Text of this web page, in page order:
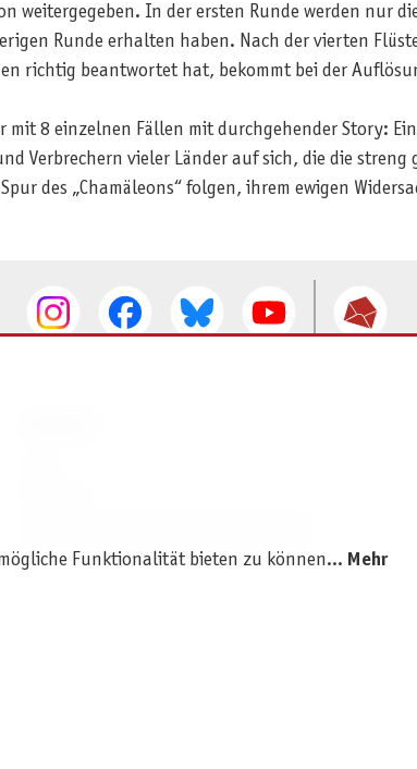
weitergegeben. In der ersten Runde werden nur
Runde erhalten haben. Nach der vierten
richtig beantwortet hat, bekommt bei der
8 einzelnen Fällen mit durchgehender Story:
Verbrechern vieler Länder auf sich, die die
des „Chamäleons“ folgen, ihrem ewigen
Batterie- und Verpackungshinweise
Funktionalität bieten zu können... Mehr